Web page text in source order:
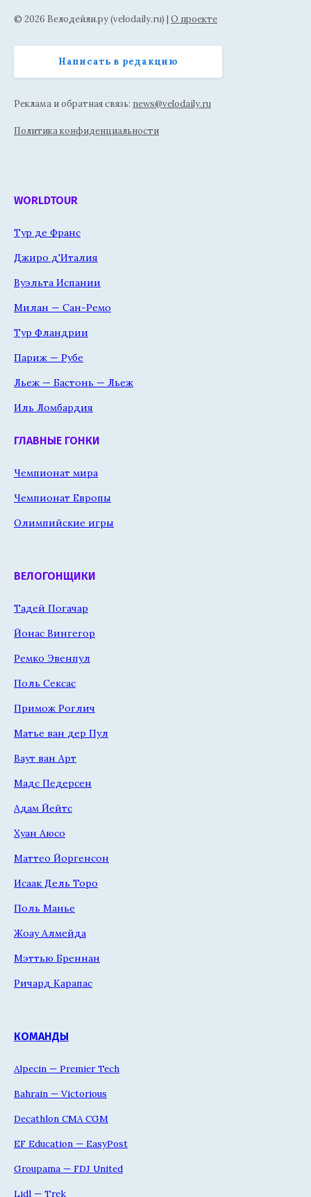
© 2026 Велодейли.ру (velodaily.ru) | О проекте
Написать в редакцию
Реклама и обратная связь: news@velodaily.ru
Политика конфиденциальности
WORLDTOUR
Тур де Франс
Джиро д'Италия
Вуэльта Испании
Милан — Сан-Ремо
Тур Фландрии
Париж — Рубе
Льеж — Бастонь — Льеж
Иль Ломбардия
ГЛАВНЫЕ ГОНКИ
Чемпионат мира
Чемпионат Европы
Олимпийские игры
ВЕЛОГОНЩИКИ
Тадей Погачар
Йонас Вингегор
Ремко Эвенпул
Поль Сексас
Примож Роглич
Матье ван дер Пул
Ваут ван Арт
Мадс Педерсен
Адам Йейтс
Хуан Аюсо
Маттео Йоргенсон
Исаак Дель Торо
Поль Манье
Жоау Алмейда
Мэттью Бреннан
Ричард Карапас
КОМАНДЫ
Alpecin — Premier Tech
Bahrain — Victorious
Decathlon CMA CGM
EF Education — EasyPost
Groupama — FDJ United
Lidl — Trek